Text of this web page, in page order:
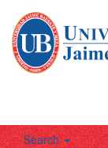
Search